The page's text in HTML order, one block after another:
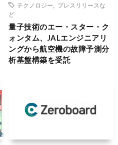
テクノロジー
プレスリリースな
ど
量子技術のエー・スター・ク
ォンタム、JALエンジニアリ
ングから航空機の故障予測分
析基盤構築を受託